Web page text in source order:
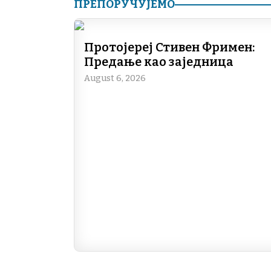
ПРЕПОРУЧУЈЕМО
Протојереј Стивен Фримен:
Предање као заједница
August 6, 2026